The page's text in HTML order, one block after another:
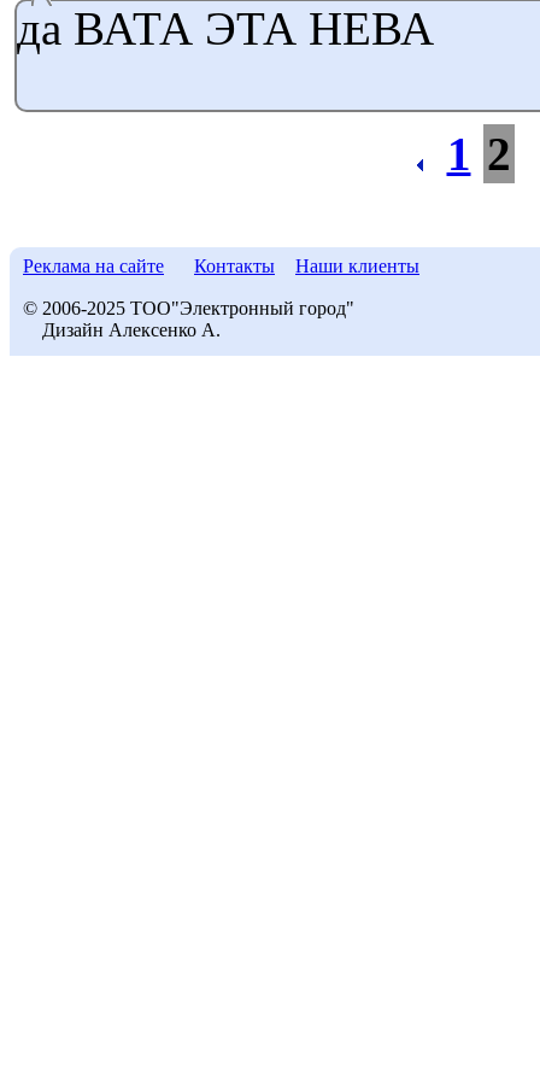
да ВАТА ЭТА НЕВА
1 2
Реклама на сайте Контакты Наши клиенты
© 2006-2025 ТОО"Электронный город"
Дизайн Алексенко А.